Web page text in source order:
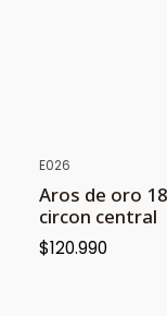
E026
Aros de oro
circon central
$120.990